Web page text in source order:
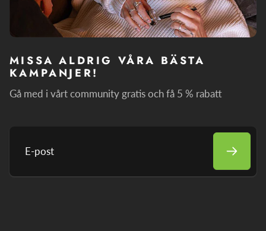
MISSA ALDRIG VÅRA BÄSTA
KAMPANJER!
Gå med i vårt community gratis och få 5 % rabatt
E-